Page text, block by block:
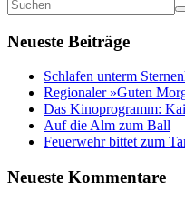
Neueste Beiträge
Schlafen unterm
Regionaler »Guten
Das Kinoprogramm:
Auf die Alm zum Ball
Feuerwehr bittet zum
Neueste Kommentare